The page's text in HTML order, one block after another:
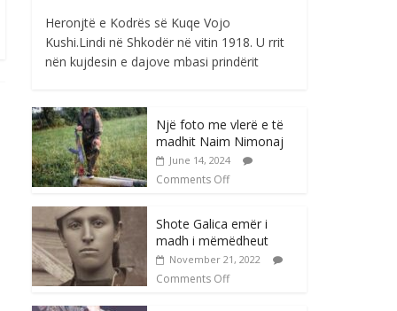
Heronjtë e Kodrës së Kuqe Vojo
Kushi.Lindi në Shkodër në vitin 1918. U rrit
nën kujdesin e dajove mbasi prindërit
Një foto me vlerë e të
madhit Naim Nimonaj
June 14, 2024
Comments Off
Shote Galica emër i
madh i mëmëdheut
November 21, 2022
Comments Off